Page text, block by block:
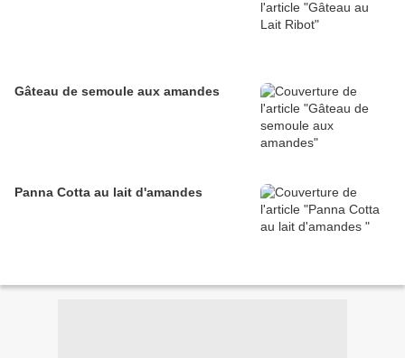
Gâteau de semoule aux amandes
Panna Cotta au lait d'amandes